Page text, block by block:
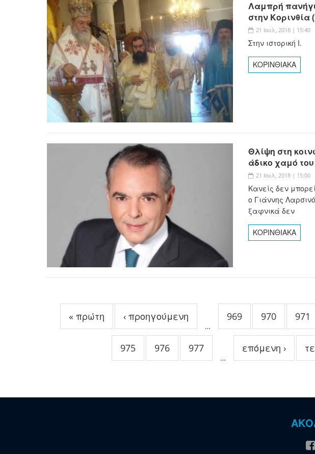
Λαμπρή
στην Κορινθία
21 Ιουλ, 2018 | 15:40
Στην ιστορική Ι.
ΚΟΡΙΝΘΙΑΚΑ
Θλίψη στη
άδικο χαμό
21 Ιουλ, 2018 | 15:00
Κανείς δεν
ο Γιάννης
ξαφνικά δεν
ΚΟΡΙΝΘΙΑΚΑ
« πρώτη ‹ προηγούμενη
…
969 970 971
975 976 977
…
επόμενη ›